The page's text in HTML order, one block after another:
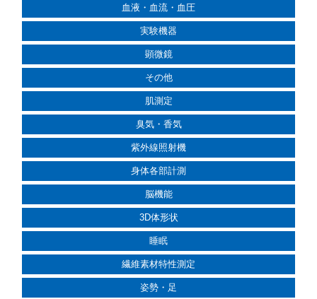
血液・血流・血圧
実験機器
顕微鏡
その他
肌測定
臭気・香気
紫外線照射機
身体各部計測
脳機能
3D体形状
睡眠
繊維素材特性測定
姿勢・足